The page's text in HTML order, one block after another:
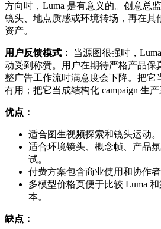
方向时，Luma 是有意义的。创意总
镜头、地点质感或环境转场，再在其
资产。
用户反馈模式：
当源图很强时，
动受到称赞。用户在期待严格产品保
整广告工作流时满意度会下降。把它
有用；把它当成结构化 campaign 生
优点：
适合图生视频探索和镜头运动。
适合环境镜头、概念帧、产品
试。
付费方案包含商业使用和协作者
多模型价格页便于比较 Luma
本。
缺点：